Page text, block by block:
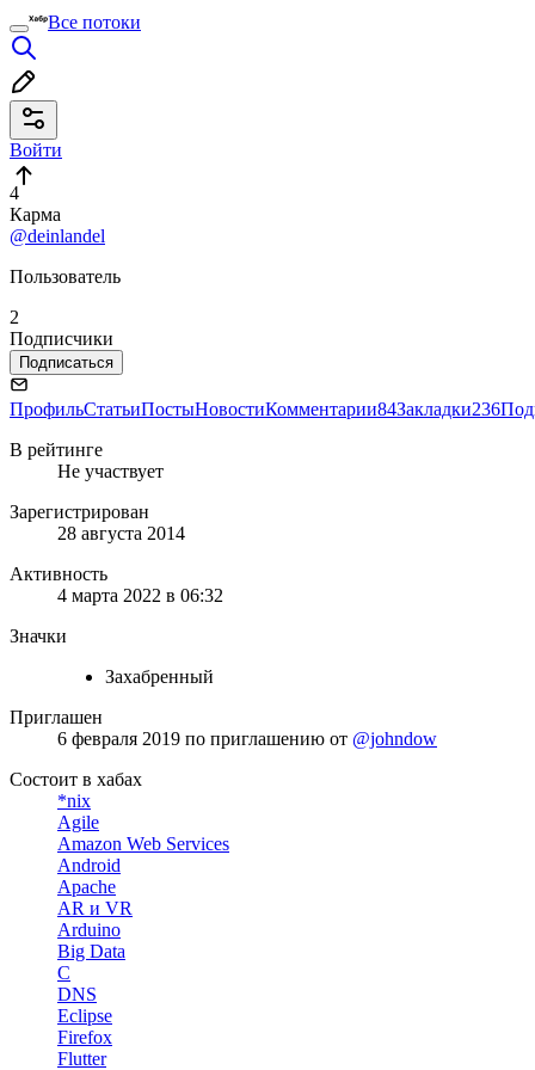
Все потоки
Войти
4
Карма
@deinlandel
Пользователь
2
Подписчики
Подписаться
ПрофильСтатьиПостыНовостиКомментарии84Закладки236
В рейтинге
Не участвует
Зарегистрирован
28 августа 2014
Активность
4 марта 2022 в 06:32
Значки
Захабренный
Приглашен
6 февраля 2019 по приглашению от @johndow
Состоит в хабах
*nix
Agile
Amazon Web Services
Android
Apache
AR и VR
Arduino
Big Data
C
DNS
Eclipse
Firefox
Flutter